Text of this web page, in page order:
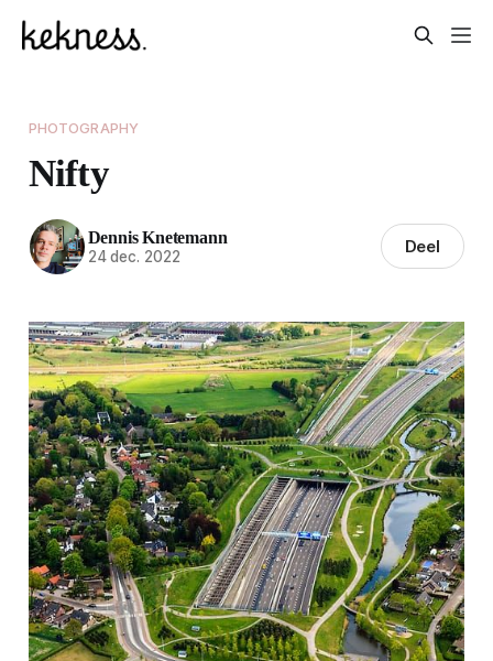
PHOTOGRAPHY
Nifty
Dennis Knetemann
24 dec. 2022 Deel